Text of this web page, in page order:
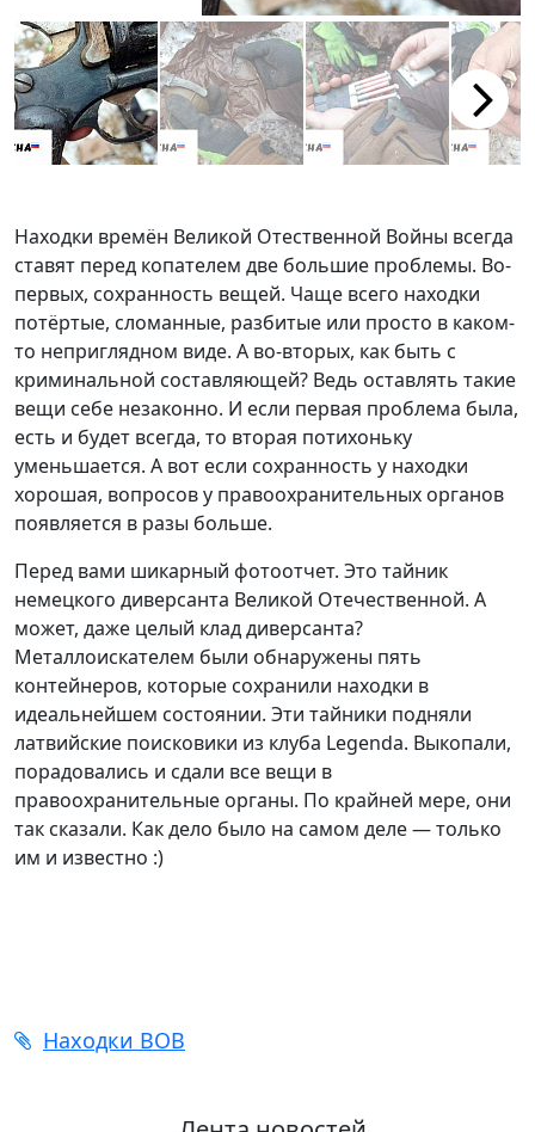
Next
Находки времён Великой Отественной Войны всегда
ставят перед копателем две большие проблемы. Во-
первых, сохранность вещей. Чаще всего находки
потёртые, сломанные, разбитые или просто в каком-
то неприглядном виде. А во-вторых, как быть с
криминальной составляющей? Ведь оставлять такие
вещи себе незаконно. И если первая проблема была,
есть и будет всегда, то вторая потихоньку
уменьшается. А вот если сохранность у находки
хорошая, вопросов у правоохранительных органов
появляется в разы больше.
Перед вами шикарный фотоотчет. Это тайник
немецкого диверсанта Великой Отечественной. А
может, даже целый клад диверсанта?
Металлоискателем были обнаружены пять
контейнеров, которые сохранили находки в
идеальнейшем состоянии. Эти тайники подняли
латвийские поисковики из клуба Legenda. Выкопали,
порадовались и сдали все вещи в
правоохранительные органы. По крайней мере, они
так сказали. Как дело было на самом деле — только
им и известно :)
Находки ВОВ